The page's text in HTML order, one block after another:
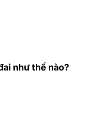
như thế nào?